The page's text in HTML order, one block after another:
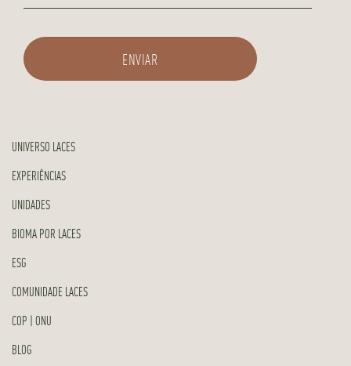
UNIVERSO LACES
EXPERIÊNCIAS
UNIDADES
BIOMA POR LACES
ESG
COMUNIDADE LACES
COP | ONU
BLOG